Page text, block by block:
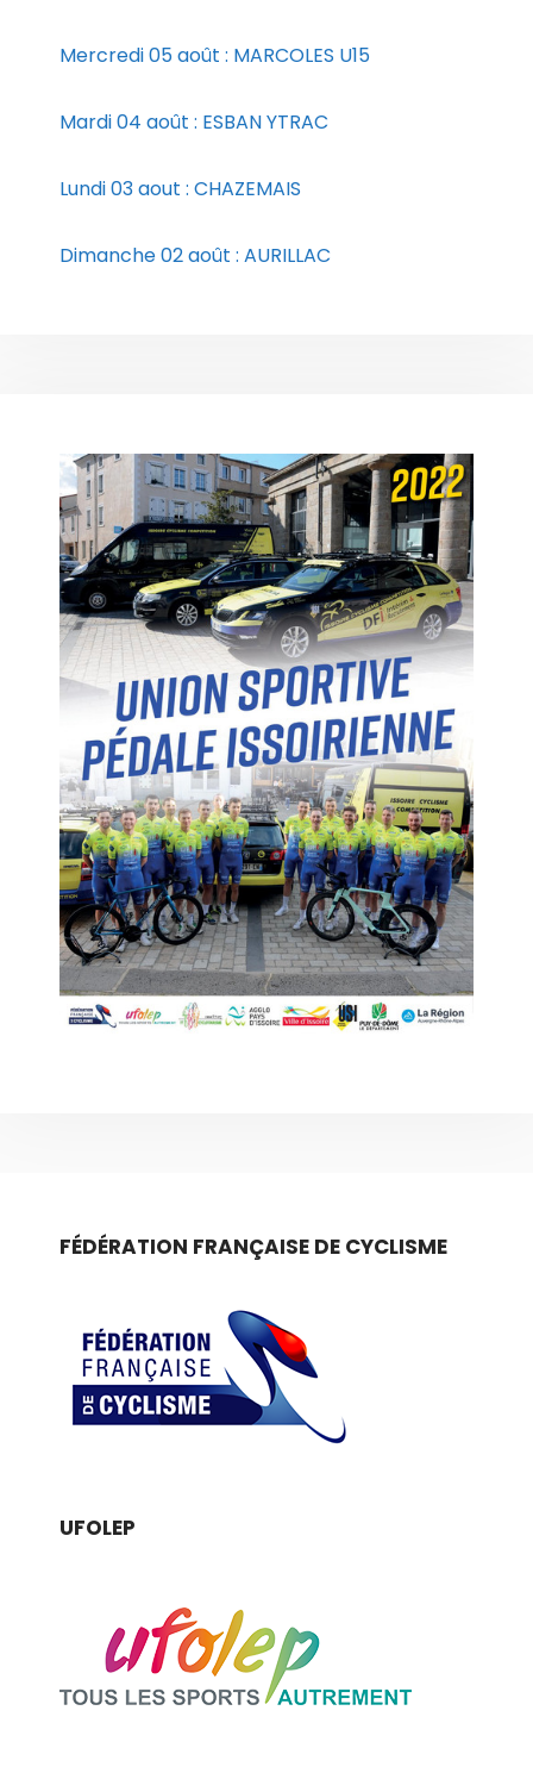
Mercredi 05 août : MARCOLES U15
Mardi 04 août : ESBAN YTRAC
Lundi 03 aout : CHAZEMAIS
Dimanche 02 août : AURILLAC
FÉDÉRATION FRANÇAISE DE CYCLISME
UFOLEP